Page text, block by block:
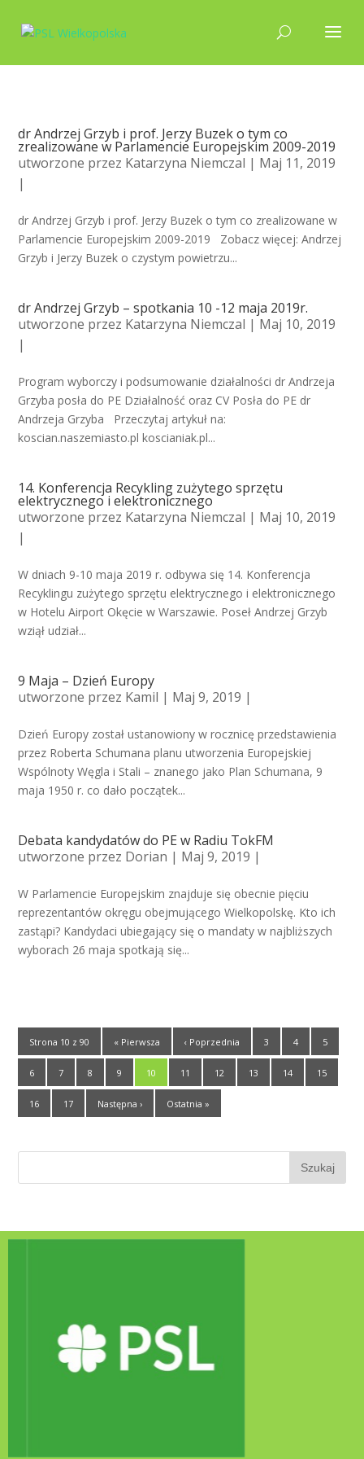
dr Andrzej Grzyb i prof. Jerzy Buzek o tym co
zrealizowane w Parlamencie Europejskim 2009-2019
utworzone przez Katarzyna Niemczal | Maj 11, 2019
|
dr Andrzej Grzyb i prof. Jerzy Buzek o tym co zrealizowane w
Parlamencie Europejskim 2009-2019 Zobacz więcej: Andrzej
Grzyb i Jerzy Buzek o czystym powietrzu...
dr Andrzej Grzyb – spotkania 10 -12 maja 2019r.
utworzone przez Katarzyna Niemczal | Maj 10, 2019
|
Program wyborczy i podsumowanie działalności dr Andrzeja
Grzyba posła do PE Działalność oraz CV Posła do PE dr
Andrzeja Grzyba Przeczytaj artykuł na:
koscian.naszemiasto.pl koscianiak.pl...
14. Konferencja Recykling zużytego sprzętu
elektrycznego i elektronicznego
utworzone przez Katarzyna Niemczal | Maj 10, 2019
|
W dniach 9-10 maja 2019 r. odbywa się 14. Konferencja
Recyklingu zużytego sprzętu elektrycznego i elektronicznego
w Hotelu Airport Okęcie w Warszawie. Poseł Andrzej Grzyb
wziął udział...
9 Maja – Dzień Europy
utworzone przez Kamil | Maj 9, 2019 |
Dzień Europy został ustanowiony w rocznicę przedstawienia
przez Roberta Schumana planu utworzenia Europejskiej
Wspólnoty Węgla i Stali – znanego jako Plan Schumana, 9
maja 1950 r. co dało początek...
Debata kandydatów do PE w Radiu TokFM
utworzone przez Dorian | Maj 9, 2019 |
W Parlamencie Europejskim znajduje się obecnie pięciu
reprezentantów okręgu obejmującego Wielkopolskę. Kto ich
zastąpi? Kandydaci ubiegający się o mandaty w najbliższych
wyborach 26 maja spotkają się...
Strona 10 z 90 « Pierwsza ‹ Poprzednia 3 4 5
6 7 8 9 10 11 12 13 14 15
16 17 Następna › Ostatnia »